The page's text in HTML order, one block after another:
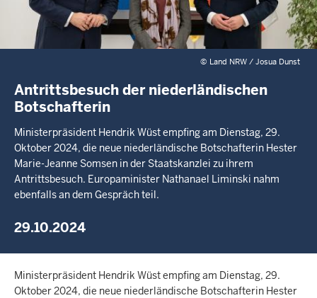
© Land NRW / Josua Dunst
Antrittsbesuch der niederländischen
Botschafterin
Ministerpräsident Hendrik Wüst empfing am Dienstag, 29.
Oktober 2024, die neue niederländische Botschafterin Hester
Marie-Jeanne Somsen in der Staatskanzlei zu ihrem
Antrittsbesuch. Europaminister Nathanael Liminski nahm
ebenfalls an dem Gespräch teil.
29.10.2024
Ministerpräsident Hendrik Wüst empfing am Dienstag, 29.
Oktober 2024, die neue niederländische Botschafterin Hester